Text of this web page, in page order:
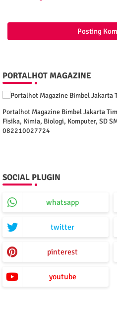
Posting
PORTALHOT MAGAZINE
Portalhot Magazine Bimbel Jakarta
Fisika, Kimia, Biologi, Komputer, SD
082210027724
SOCIAL PLUGIN
whatsapp
twitter
pinterest
youtube